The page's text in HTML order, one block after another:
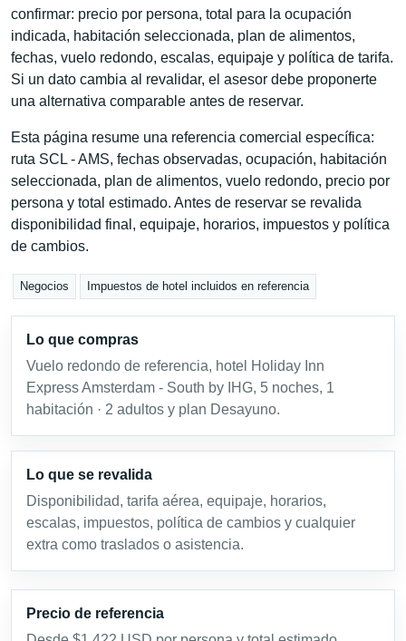
confirmar: precio por persona, total para la ocupación
indicada, habitación seleccionada, plan de alimentos,
fechas, vuelo redondo, escalas, equipaje y política de tarifa.
Si un dato cambia al revalidar, el asesor debe proponerte
una alternativa comparable antes de reservar.
Esta página resume una referencia comercial específica:
ruta SCL - AMS, fechas observadas, ocupación, habitación
seleccionada, plan de alimentos, vuelo redondo, precio por
persona y total estimado. Antes de reservar se revalida
disponibilidad final, equipaje, horarios, impuestos y política
de cambios.
Negocios Impuestos de hotel incluidos en referencia
Lo que compras
Vuelo redondo de referencia, hotel Holiday Inn
Express Amsterdam - South by IHG, 5 noches, 1
habitación · 2 adultos y plan Desayuno.
Lo que se revalida
Disponibilidad, tarifa aérea, equipaje, horarios,
escalas, impuestos, política de cambios y cualquier
extra como traslados o asistencia.
Precio de referencia